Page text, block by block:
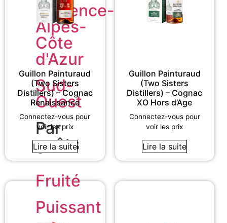
Provence-
Alpes-
Côte
d'Azur
Sud-
Ouest
Par
goûts
Fruité
Puissant
Guillon Painturaud
(Two Sisters
Distillers) – Cognac
Renaissance
Connectez-vous pour
voir les prix
Lire la suite
Guillon Painturaud
(Two Sisters
Distillers) – Cognac
XO Hors d’Age
Connectez-vous pour
voir les prix
Lire la suite